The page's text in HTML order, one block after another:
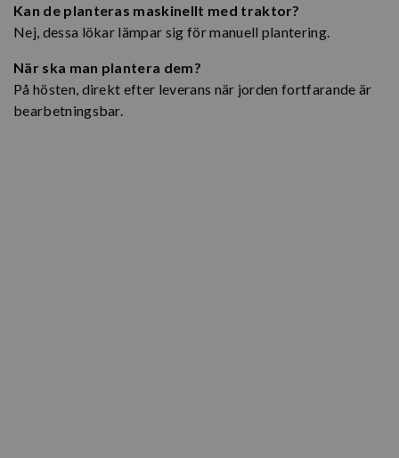
Kan de planteras maskinellt med traktor?
Nej, dessa lökar lämpar sig för manuell plantering.
När ska man plantera dem?
På hösten, direkt efter leverans när jorden fortfarande är
bearbetningsbar.